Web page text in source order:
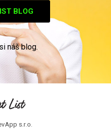
BLOG
náš blog.
s.r.o.